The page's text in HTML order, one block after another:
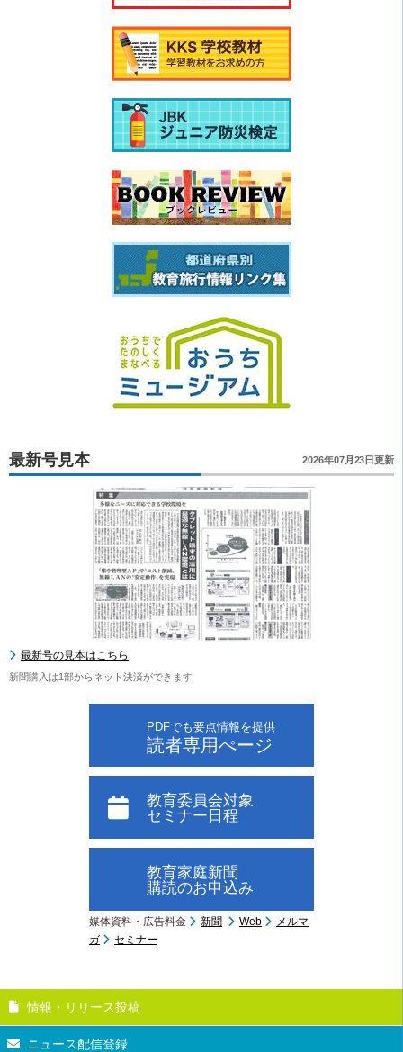
最新号見本 2026年07月23日更新
最新号の見本はこちら
新聞購入は1部からネット決済ができます
PDFでも要点情報を提供
読者専用ぺージ
教育委員会対象
セミナー日程
教育家庭新聞
購読のお申込み
媒体資料・広告料金 新聞 Web
メルマ
ガ
セミナー
情報・リリース投稿
ニュース配信登録